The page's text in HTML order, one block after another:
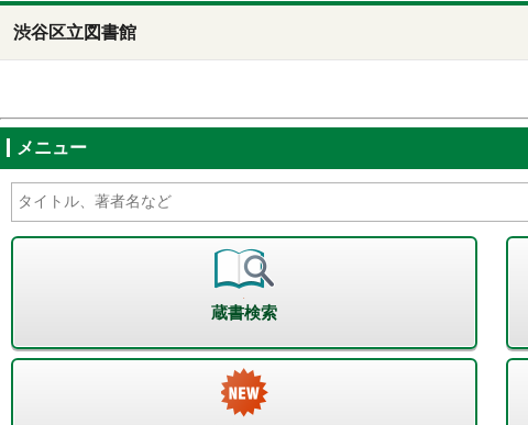
渋谷区立図書館
メニュー
蔵書検索